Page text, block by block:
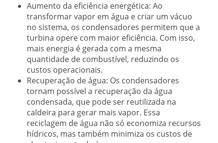
Aumento da eficiência energética: Ao
transformar vapor em água e criar um vácuo
no sistema, os condensadores permitem que a
turbina opere com maior eficiência. Com isso,
mais energia é gerada com a mesma
quantidade de combustível, reduzindo os
custos operacionais.
Recuperação de água: Os condensadores
tornam possível a recuperação da água
condensada, que pode ser reutilizada na
caldeira para gerar mais vapor. Essa
reciclagem de água não só economiza recursos
hídricos, mas também minimiza os custos de